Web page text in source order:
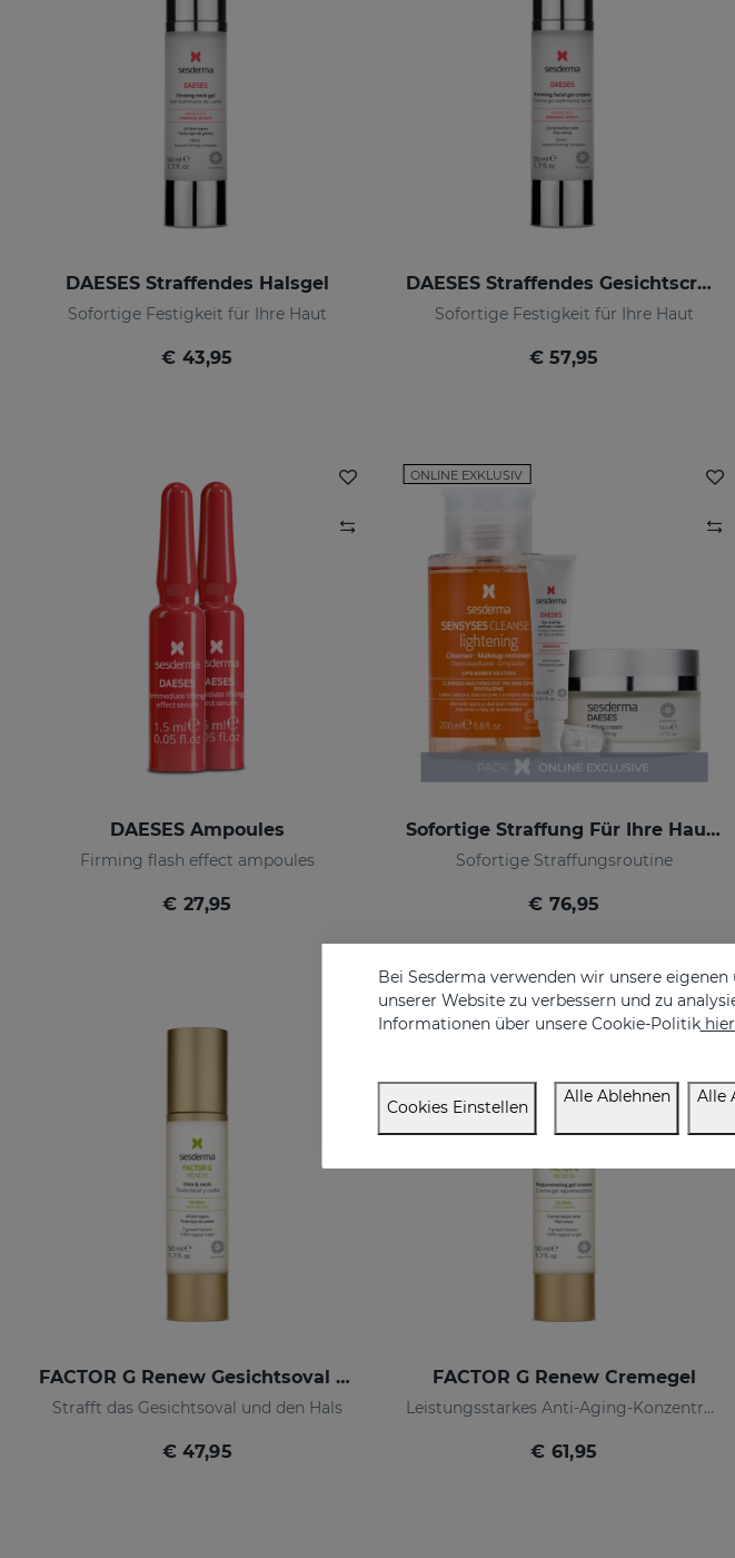
DAESES Straffendes Halsgel
Sofortige Festigkeit für Ihre Haut
€ 43,95
DAESES Straffendes Gesichtscremegel
Sofortige Festigkeit für Ihre Haut
€ 57,95
DAESES Ampoules
Firming flash effect ampoules
€ 27,95
ONLINE EXKLUSIV
Sofortige Straffung Für Ihre Haut PACK
Sofortige Straffungsroutine
€ 76,95
FACTOR G Renew Gesichtsoval Hals
Strafft das Gesichtsoval und den Hals
€ 47,95
FACTOR G Renew Cremegel
Leistungsstarkes Anti-Aging-Konzentrat mit Wachstumsfaktoren
€ 61,95
Bei Sesderma verwenden wir unsere
unserer Website zu verbessern und zu
Informationen über unsere Cookie-Politik
Cookies Einstellen
Alle Ablehnen Alle